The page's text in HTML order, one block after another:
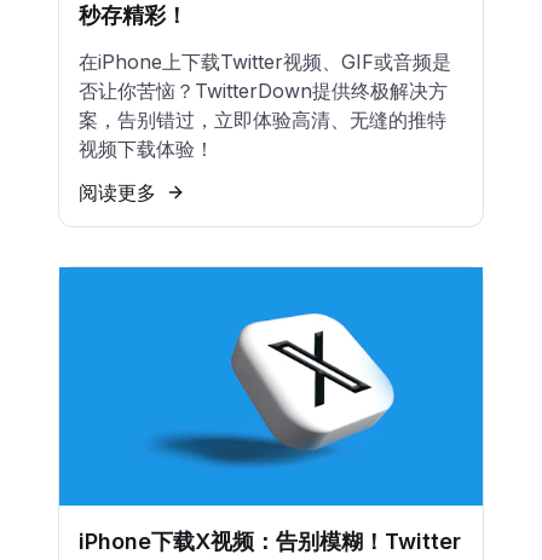
秒存精彩！
在iPhone上下载Twitter视频、GIF或音频是
否让你苦恼？TwitterDown提供终极解决方
案，告别错过，立即体验高清、无缝的推特
视频下载体验！
阅读更多
iPhone下载X视频：告别模糊！Twitter